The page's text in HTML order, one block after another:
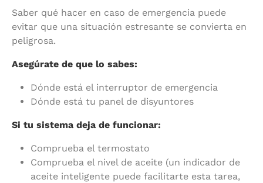
Saber qué hacer en caso de emergencia puede
evitar que una situación estresante se convierta en
peligrosa.
Asegúrate de que lo sabes:
Dónde está el interruptor de emergencia
Dónde está tu panel de disyuntores
Si tu sistema deja de funcionar:
Comprueba el termostato
Comprueba el nivel de aceite (un indicador de
aceite inteligente puede facilitarte esta tarea,